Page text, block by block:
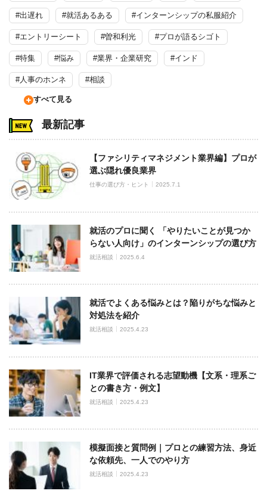
#出遅れ #就活あるある #インターンシップの私服紹介
#エントリーシート #曽和利光 #プロが語るシゴト
#特集 #悩み #業界・企業研究 #インド
#人事のホンネ #相談
すべて見る
最新記事
【ファシリティマネジメント業界編】プロが
選ぶ隠れ優良業界
仕事の選び方・ヒント 2025.7.1
就活のプロに聞く 「やりたいことが見つか
らない人向け」のインターンシップの選び方
就活相談 2025.6.4
就活でよくある悩みとは？陥りがちな悩みと
対処法を紹介
就活相談 2025.4.23
IT業界で評価される志望動機【文系・理系ご
との書き方・例文】
就活相談 2025.4.23
模擬面接と質問例｜プロとの練習方法、身近
な依頼先、一人でのやり方
就活相談 2025.4.23